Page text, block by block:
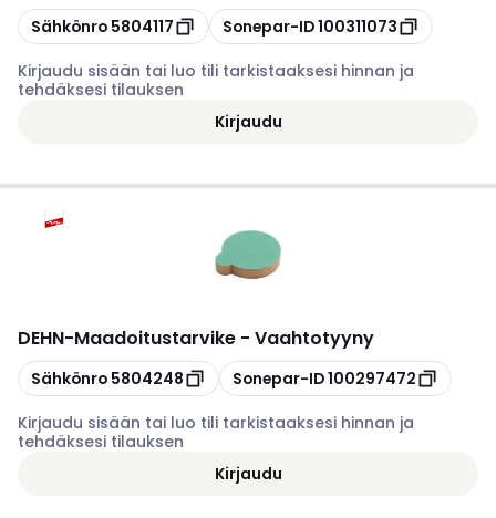
Kopioi
Sähkönro 5804117 Kopioi
Sonepar-ID100311073
Kirjaudu sisään tai luo tili tarkistaaksesi hinnan ja
tehdäksesi tilauksen
Kirjaudu
DEHN-Maadoitustarvike - Vaahtotyyny
Kopioi
Sähkönro 5804248 Kopioi
Sonepar-ID100297472
Kirjaudu sisään tai luo tili tarkistaaksesi hinnan ja
tehdäksesi tilauksen
Kirjaudu